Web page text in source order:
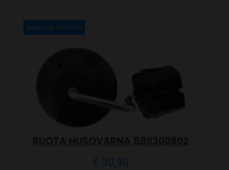
Spedizione GRATUITA
RUOTA HUSQVARNA 589300802
€ 30,90